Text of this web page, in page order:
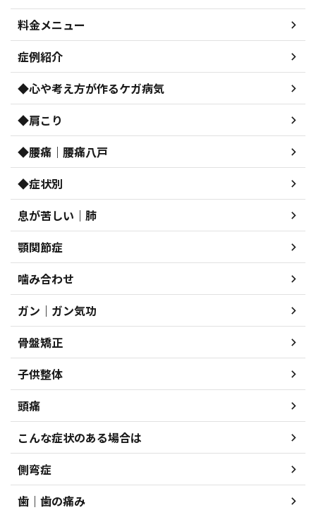
料金メニュー
症例紹介
◆心や考え方が作るケガ病気
◆肩こり
◆腰痛｜腰痛八戸
◆症状別
息が苦しい｜肺
顎関節症
噛み合わせ
ガン｜ガン気功
骨盤矯正
子供整体
頭痛
こんな症状のある場合は
側弯症
歯｜歯の痛み